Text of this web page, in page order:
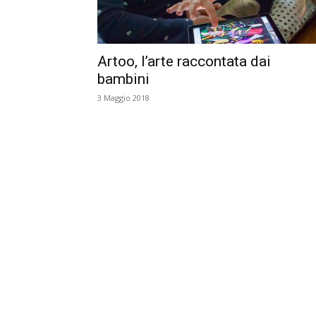
Artoo, l’arte raccontata dai
bambini
3 Maggio 2018